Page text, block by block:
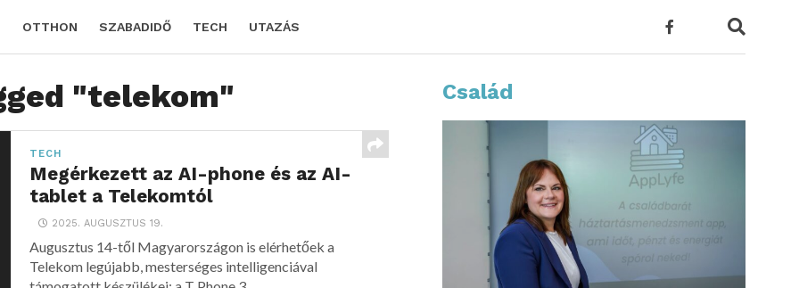
OTTHON SZABADIDŐ TECH UTAZÁS
"telekom"
TECH
Megérkezett az AI-phone és az AI-
tablet a Telekomtól
2025. AUGUSZTUS 19.
Augusztus 14-től Magyarországon is elérhetőek a
Telekom legújabb, mesterséges intelligenciával
Család